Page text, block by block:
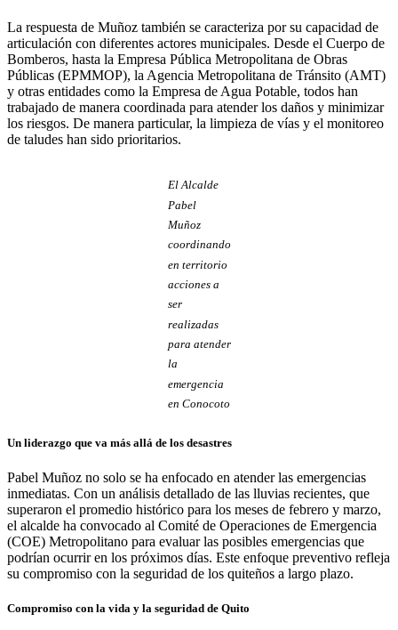
La respuesta de Muñoz también se caracteriza por su capacidad de
articulación con diferentes actores municipales. Desde el Cuerpo de
Bomberos, hasta la Empresa Pública Metropolitana de Obras
Públicas (EPMMOP), la Agencia Metropolitana de Tránsito (AMT)
y otras entidades como la Empresa de Agua Potable, todos han
trabajado de manera coordinada para atender los daños y minimizar
los riesgos. De manera particular, la limpieza de vías y el monitoreo
de taludes han sido prioritarios.
El Alcalde
Pabel
Muñoz
coordinando
en territorio
acciones a
ser
realizadas
para atender
la
emergencia
en Conocoto
Un liderazgo que va más allá de los desastres
Pabel Muñoz no solo se ha enfocado en atender las emergencias
inmediatas. Con un análisis detallado de las lluvias recientes, que
superaron el promedio histórico para los meses de febrero y marzo,
el alcalde ha convocado al Comité de Operaciones de Emergencia
(COE) Metropolitano para evaluar las posibles emergencias que
podrían ocurrir en los próximos días. Este enfoque preventivo refleja
su compromiso con la seguridad de los quiteños a largo plazo.
Compromiso con la vida y la seguridad de Quito